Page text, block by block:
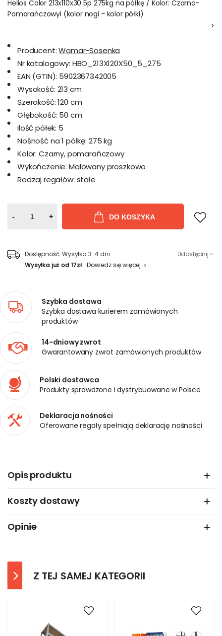
Helios Color 213x110x30 5p 275kg na półkę / Kolor: Czarno-
Pomarańczowyi (kolor nogi - kolor półki)
>
Producent: Wamar-Sosenka
Nr katalogowy: HBO_213X120X50_5_275
EAN (GTIN): 5902367342005
Wysokość: 213 cm
Szerokość: 120 cm
Głębokość: 50 cm
Ilość półek: 5
Nośność na 1 półkę: 275 kg
Kolor: Czarny, pomarańczowy
Wykończenie: Malowany proszkowo
Rodzaj regałów: stałe
- + DO KOSZYKA
Dostępność: Wysyłka 3-4 dni
Wysyłka już od 17zł Dowiedz się więcej
Udostępnij
Szybka dostawa
Szybka dostawa kurierem zamówionych
produktów
14-dniowy zwrot
Gwarantowany zwrot zamówionych produktów
Polski dostawca
Produkty sprawdzone i dystrybuowane w Polsce
Deklaracja nośności
Oferowane regały spełniają deklarację nośności
Opis produktu
Koszty dostawy
Opinie
Z TEJ SAMEJ KATEGORII